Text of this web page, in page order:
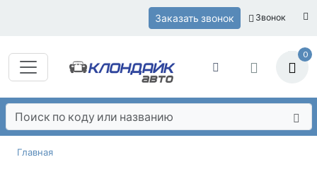
Заказать звонок Звонок
0
Главная